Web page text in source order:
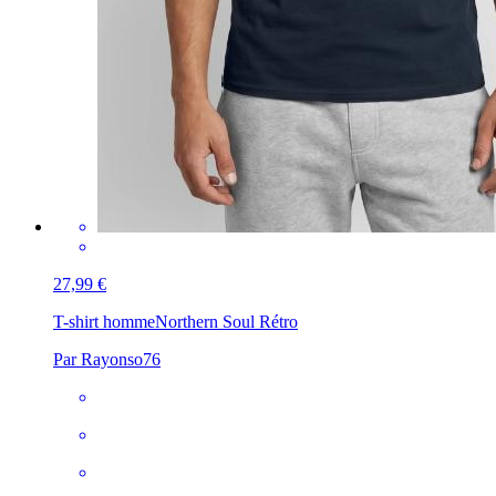
27,99 €
T-shirt hommeNorthern Soul Rétro
Par Rayonso76